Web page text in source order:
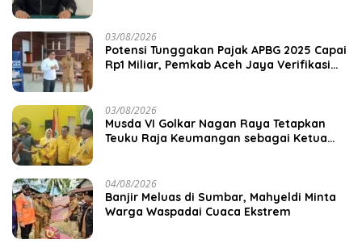
03/08/2026
Potensi Tunggakan Pajak APBG 2025 Capai
Rp1 Miliar, Pemkab Aceh Jaya Verifikasi
03/08/2026
Musda VI Golkar Nagan Raya Tetapkan
Teuku Raja Keumangan sebagai Ketua
04/08/2026
Banjir Meluas di Sumbar, Mahyeldi Minta
Warga Waspadai Cuaca Ekstrem